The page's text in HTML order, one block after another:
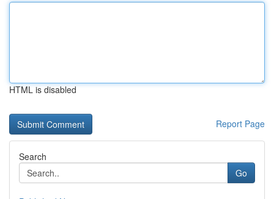
HTML is disabled
Report Page
Search
Go